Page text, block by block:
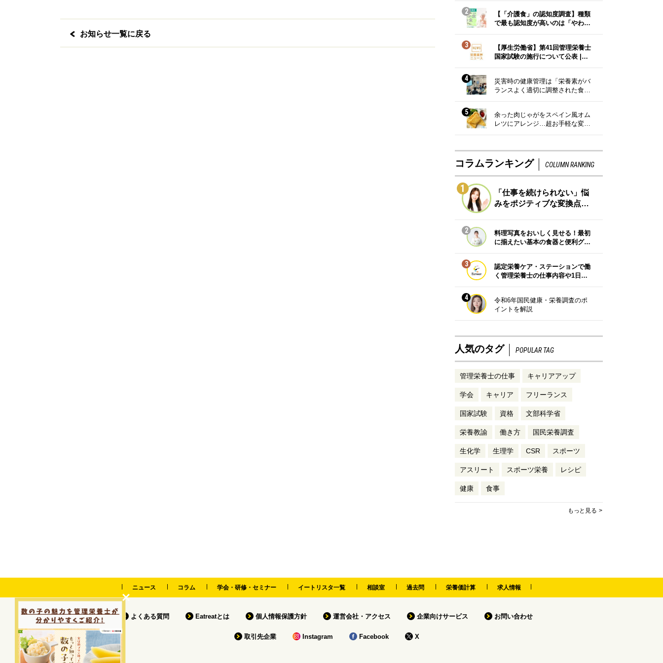
お知らせ一覧に戻る
2
【「介護食」の認知度調査】種類
で最も認知度が高いのは「やわ…
3
【厚生労働省】第41回管理栄養士
国家試験の施行について公表 |…
4
災害時の健康管理は「栄養素がバ
ランスよく適切に調整された食…
5
余った肉じゃがをスペイン風オム
レツにアレンジ…超お手軽な変…
コラムランキング COLUMN RANKING
1
「仕事を続けられない」悩
みをポジティブな変換点…
2
料理写真をおいしく見せる！最初
に揃えたい基本の食器と便利グ…
3
認定栄養ケア・ステーションで働
く管理栄養士の仕事内容や1日…
4
令和6年国民健康・栄養調査のポ
イントを解説
人気のタグ POPULAR TAG
管理栄養士の仕事 キャリアアップ
学会 キャリア フリーランス
国家試験 資格 文部科学省
栄養教諭 働き方 国民栄養調査
生化学 生理学 CSR スポーツ
アスリート スポーツ栄養 レシピ
健康 食事
もっと見る
ニュース コラム 学会・研修・セミナー イートリスタ一覧 相談室 過去問 栄養価計算 求人情報
よくある質問 Eatreatとは 個人情報保護方針 運営会社・アクセス 企業向けサービス お問い合わせ
取引先企業 Instagram Facebook X